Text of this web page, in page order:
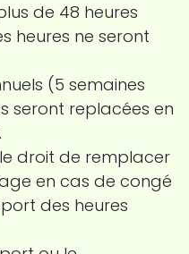
de 48 heures
heures ne seront
(5 semaines
seront replacées en
droit de remplacer
en cas de congé
des heures